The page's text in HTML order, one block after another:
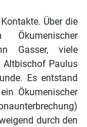
Über die
Gasser, viele
Altbischof Paulus
Es entstand
Ökumenischer
durch den